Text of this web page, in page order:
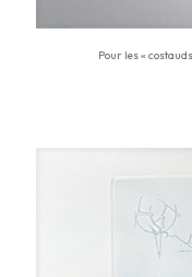
Pour les «